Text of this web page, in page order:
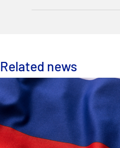
Related news